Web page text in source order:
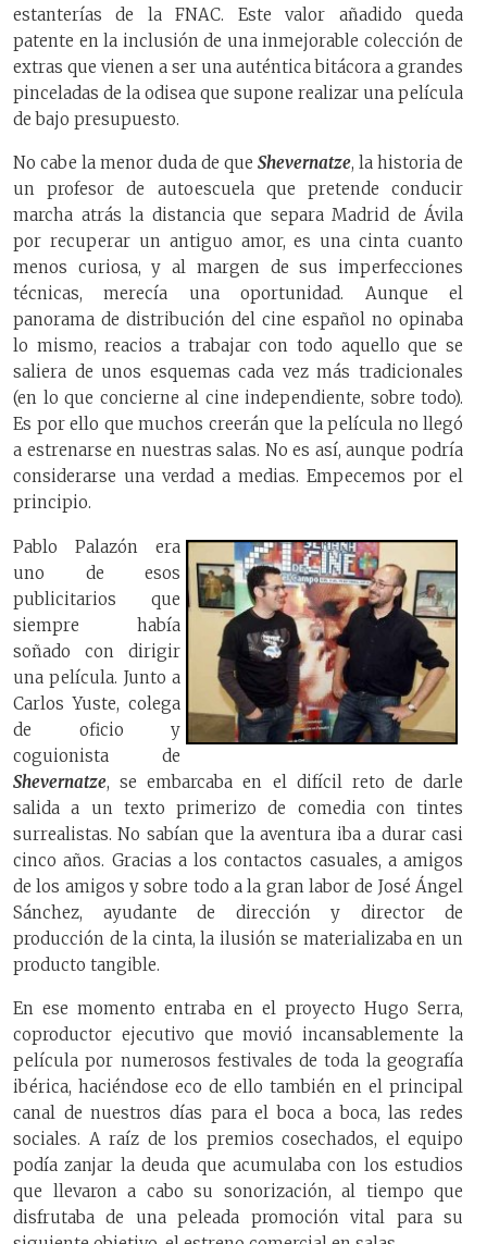
estanterías de la FNAC. Este valor añadido queda
patente en la inclusión de una inmejorable colección de
extras que vienen a ser una auténtica bitácora a grandes
pinceladas de la odisea que supone realizar una película
de bajo presupuesto.
No cabe la menor duda de que Shevernatze, la historia de
un profesor de autoescuela que pretende conducir
marcha atrás la distancia que separa Madrid de Ávila
por recuperar un antiguo amor, es una cinta cuanto
menos curiosa, y al margen de sus imperfecciones
técnicas, merecía una oportunidad. Aunque el
panorama de distribución del cine español no opinaba
lo mismo, reacios a trabajar con todo aquello que se
saliera de unos esquemas cada vez más tradicionales
(en lo que concierne al cine independiente, sobre todo).
Es por ello que muchos creerán que la película no llegó
a estrenarse en nuestras salas. No es así, aunque podría
considerarse una verdad a medias. Empecemos por el
principio.
Pablo Palazón era
uno de esos
publicitarios que
siempre había
soñado con dirigir
una película. Junto a
Carlos Yuste, colega
de oficio y
coguionista de
Shevernatze, se embarcaba en el difícil reto de darle
salida a un texto primerizo de comedia con tintes
surrealistas. No sabían que la aventura iba a durar casi
cinco años. Gracias a los contactos casuales, a amigos
de los amigos y sobre todo a la gran labor de José Ángel
Sánchez, ayudante de dirección y director de
producción de la cinta, la ilusión se materializaba en un
producto tangible.
En ese momento entraba en el proyecto Hugo Serra,
coproductor ejecutivo que movió incansablemente la
película por numerosos festivales de toda la geografía
ibérica, haciéndose eco de ello también en el principal
canal de nuestros días para el boca a boca, las redes
sociales. A raíz de los premios cosechados, el equipo
podía zanjar la deuda que acumulaba con los estudios
que llevaron a cabo su sonorización, al tiempo que
disfrutaba de una peleada promoción vital para su